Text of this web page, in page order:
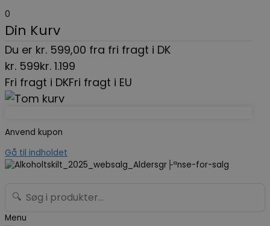
0
Din Kurv
Du er kr. 599,00 fra fri fragt i DK
kr. 599kr. 1.199
Fri fragt i DKFri fragt i EU
Anvend kupon
Gå til indholdet
🔍
Menu